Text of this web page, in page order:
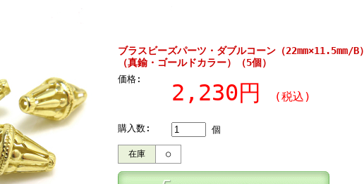
ブラスビーズパーツ・ダブルコーン（22mm×11.5mm/B）
（真鍮・ゴールドカラー）（5個）
価格:
2,230円 (税込)
購入数: 個
在庫 ○